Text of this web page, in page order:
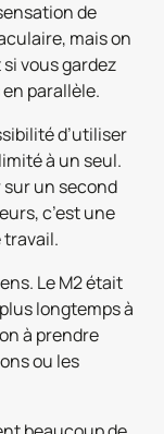
de
mais on
vous gardez
parallèle.
d’utiliser
à un seul.
un second
c’est une
travail.
Le M2 était
longtemps à
à prendre
ou les